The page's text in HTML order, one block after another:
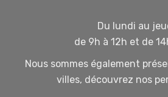
Du lundi au
de 9h à 12h et de
Nous sommes également
villes, découvrez nos